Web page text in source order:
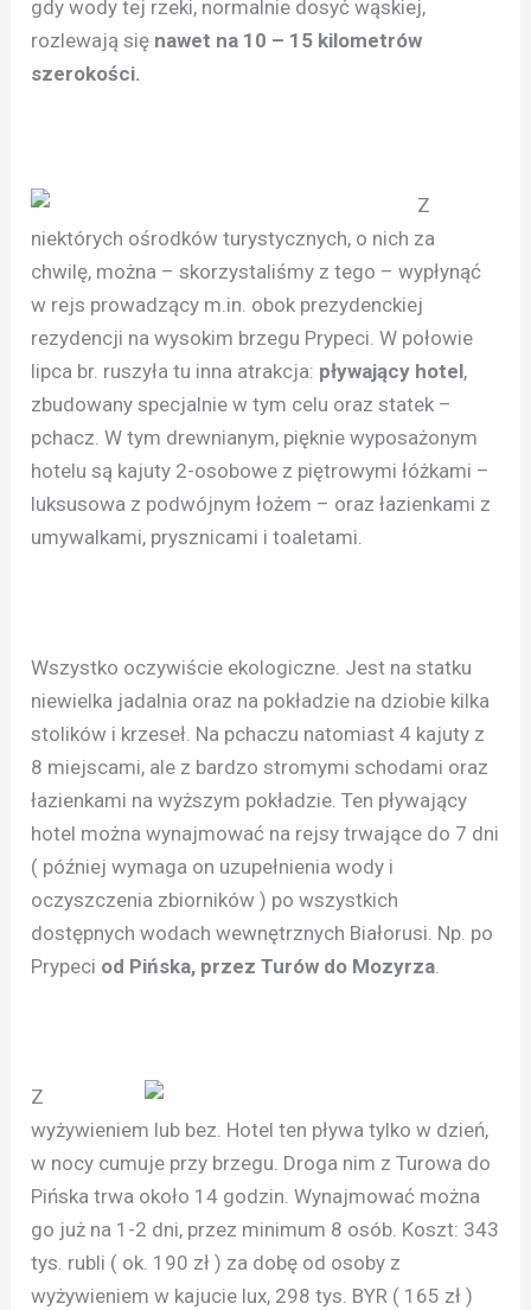
gdy wody tej rzeki, normalnie dosyć wąskiej,
rozlewają się nawet na 10 – 15 kilometrów
szerokości.
Z
niektórych ośrodków turystycznych, o nich za
chwilę, można – skorzystaliśmy z tego – wypłynąć
w rejs prowadzący m.in. obok prezydenckiej
rezydencji na wysokim brzegu Prypeci. W połowie
lipca br. ruszyła tu inna atrakcja: pływający hotel,
zbudowany specjalnie w tym celu oraz statek –
pchacz. W tym drewnianym, pięknie wyposażonym
hotelu są kajuty 2-osobowe z piętrowymi łóżkami –
luksusowa z podwójnym łożem – oraz łazienkami z
umywalkami, prysznicami i toaletami.
Wszystko oczywiście ekologiczne. Jest na statku
niewielka jadalnia oraz na pokładzie na dziobie kilka
stolików i krzeseł. Na pchaczu natomiast 4 kajuty z
8 miejscami, ale z bardzo stromymi schodami oraz
łazienkami na wyższym pokładzie. Ten pływający
hotel można wynajmować na rejsy trwające do 7 dni
( później wymaga on uzupełnienia wody i
oczyszczenia zbiorników ) po wszystkich
dostępnych wodach wewnętrznych Białorusi. Np. po
Prypeci od Pińska, przez Turów do Mozyrza.
Z
wyżywieniem lub bez. Hotel ten pływa tylko w dzień,
w nocy cumuje przy brzegu. Droga nim z Turowa do
Pińska trwa około 14 godzin. Wynajmować można
go już na 1-2 dni, przez minimum 8 osób. Koszt: 343
tys. rubli ( ok. 190 zł ) za dobę od osoby z
wyżywieniem w kajucie lux, 298 tys. BYR ( 165 zł )